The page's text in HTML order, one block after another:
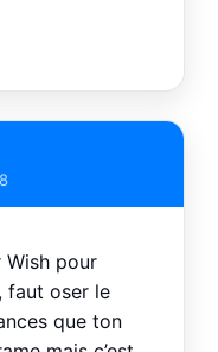
pour
faut oser le
que ton